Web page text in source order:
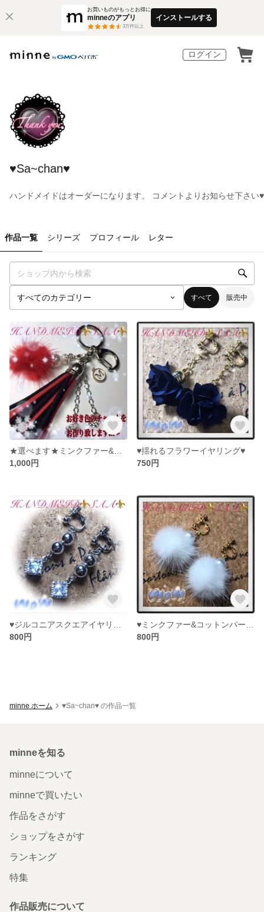
お買いものがもっとお得に
minneのアプリ
3万件以上
インストールする
ログイン
♥︎Sa~chan♥︎
ハンドメイドはオーダーになります。 コメントよりお知らせ下さい♥︎
作品一覧 シリーズ プロフィール レター
すべて 販売中
1,000円
♥︎揺れるフラワーイヤリング♥︎
750円
800円
800円
minne ホーム ♥︎Sa~chan♥︎ の作品一覧
minneを知る
minneについて
minneで買いたい
作品をさがす
ショップをさがす
ランキング
特集
作品販売について